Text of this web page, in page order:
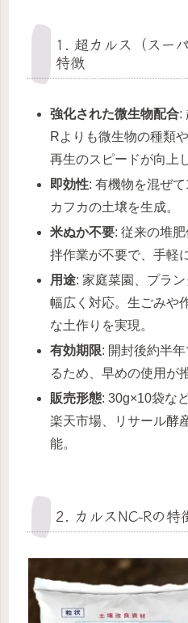
1. 超カルス（スー
特徴
強化された微生物配合:
Rよりも微生物の種類
再生のスピードが向上
即効性: 有機物を混ぜ
カフカの土壌を生成。
米ぬか不要: 従来の堆
拌作業が不要で、手軽
用途: 家庭菜園、プラ
幅広く対応。生ごみや
な土作りを実現。
有効期限: 開封後約半
るため、早めの使用が
販売形態: 30g×10袋な
楽天市場、リサール酵
能。
2. カルスNC-Rの特